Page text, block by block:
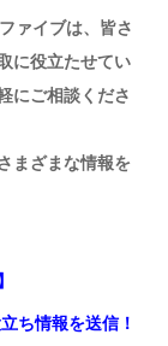
ァイブは、皆さ
に役立たせてい
にご相談くださ
まざまな情報を
ち情報を送信！